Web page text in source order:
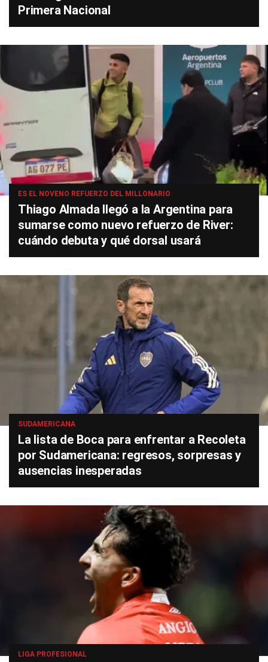
Primera Nacional
ES EL NOVENO REFUERZO DEL MILLONARIO
Thiago Almada llegó a la Argentina para
sumarse como nuevo refuerzo de River:
cuándo debuta y qué dorsal usará
SUDAMERICANA
La lista de Boca para enfrentar a Recoleta
por Sudamericana: regresos, sorpresas y
ausencias inesperadas
LIGA PROFESIONAL